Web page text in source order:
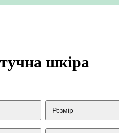
шкіра
Розмір